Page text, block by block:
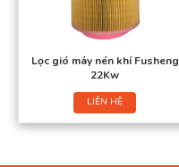
Lọc gió máy nén khí Fusheng
22Kw
LIÊN HỆ